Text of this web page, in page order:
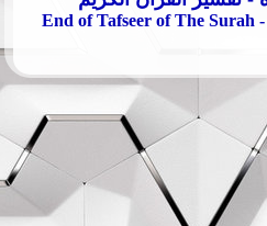
End of Tafseer of The Surah